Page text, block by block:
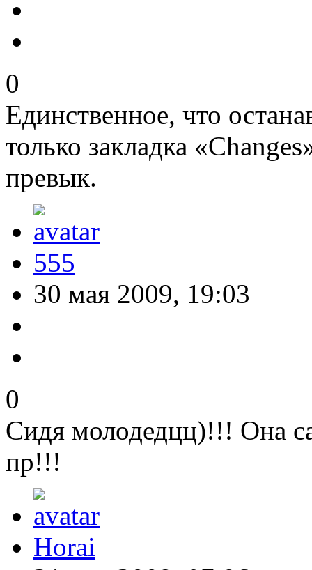
0
Единственное, что
только закладка
превык.
555
30 мая 2009, 19:03
0
Сидя молодедцц)!!! Она
пр!!!
Horai